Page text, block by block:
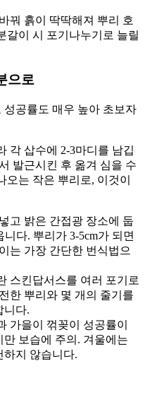
꿔 흙이 딱딱해져 뿌리 호
갈이 시 포기나누기로 늘릴
으로
공률도 매우 높아 초보자
각 삽수에 2-3마디를 남깁
발근시킨 후 옮겨 심을 수
는 작은 뿌리로, 이것이
고 밝은 간접광 장소에 둡
다. 뿌리가 3-5cm가 되면
는 가장 간단한 번식법으
스킨답서스를 여러 포기로
한 뿌리와 몇 개의 줄기를
니다.
가을이 꺾꽂이 성공률이
보습에 주의. 겨울에는
하지 않습니다.